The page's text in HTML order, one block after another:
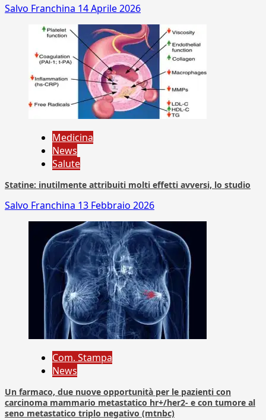
Salvo Franchina 14 Aprile 2026
Medicina
News
Salute
Statine: inutilmente attribuiti molti effetti avversi, lo studio
Salvo Franchina 13 Febbraio 2026
Com. Stampa
News
Un farmaco, due nuove opportunità per le pazienti con
carcinoma mammario metastatico hr+/her2- e con tumore al
seno metastatico triplo negativo (mtnbc)